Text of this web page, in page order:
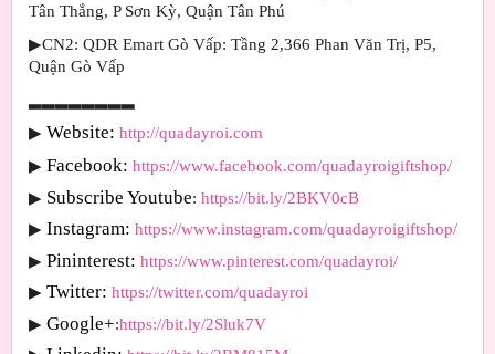
Tân Thắng, P Sơn Kỳ, Quận Tân Phú
▶CN2: QDR Emart Gò Vấp: Tầng 2,366 Phan Văn Trị, P5,
Quận Gò Vấp
▶ Website: http://quadayroi.com
▶ Facebook: https://www.facebook.com/quadayroigiftshop/
▶ Subscribe Youtube: https://bit.ly/2BKV0cB
▶ Instagram: https://www.instagram.com/quadayroigiftshop/
▶ Pininterest: https://www.pinterest.com/quadayroi/
▶ Twitter: https://twitter.com/quadayroi
▶ Google+:https://bit.ly/2Sluk7V